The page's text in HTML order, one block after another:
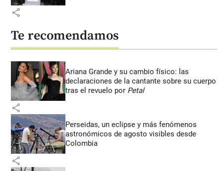
share
Te recomendamos
Ariana Grande y su cambio físico: las
declaraciones de la cantante sobre su cuerpo
tras el revuelo por Petal
share
Perseidas, un eclipse y más fenómenos
astronómicos de agosto visibles desde
Colombia
share